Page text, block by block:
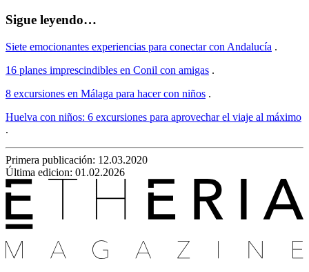
Sigue leyendo…
Siete emocionantes experiencias para conectar con Andalucía .
16 planes imprescindibles en Conil con amigas .
8 excursiones en Málaga para hacer con niños .
Huelva con niños: 6 excursiones para aprovechar el viaje al máximo
.
Primera publicación: 12.03.2020
Última edicion: 01.02.2026